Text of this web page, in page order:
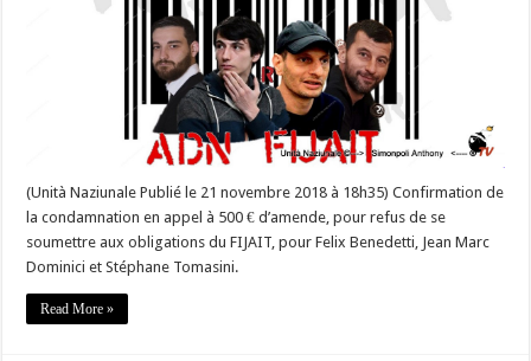
relaxé,
Félix
Benedetti,
Stephane
Tomasini
et
Jean-
Marc
Dominici
:
500€
(Unità Naziunale Publié le 21 novembre 2018 à 18h35) Confirmation de
la condamnation en appel à 500 € d’amende, pour refus de se
soumettre aux obligations du FIJAIT, pour Felix Benedetti, Jean Marc
Dominici et Stéphane Tomasini.
Read More »